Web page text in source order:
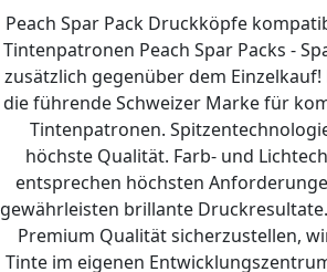
Peach Spar Pack Druckköpfe
Tintenpatronen Peach Spar Packs -
zusätzlich gegenüber dem Einzelkauf!
die führende Schweizer Marke für
Tintenpatronen.
höchste Qualität. Farb- und
entsprechen höchsten
gewährleisten brillante
Premium Qualität sicherzustellen,
Tinte im eigenen